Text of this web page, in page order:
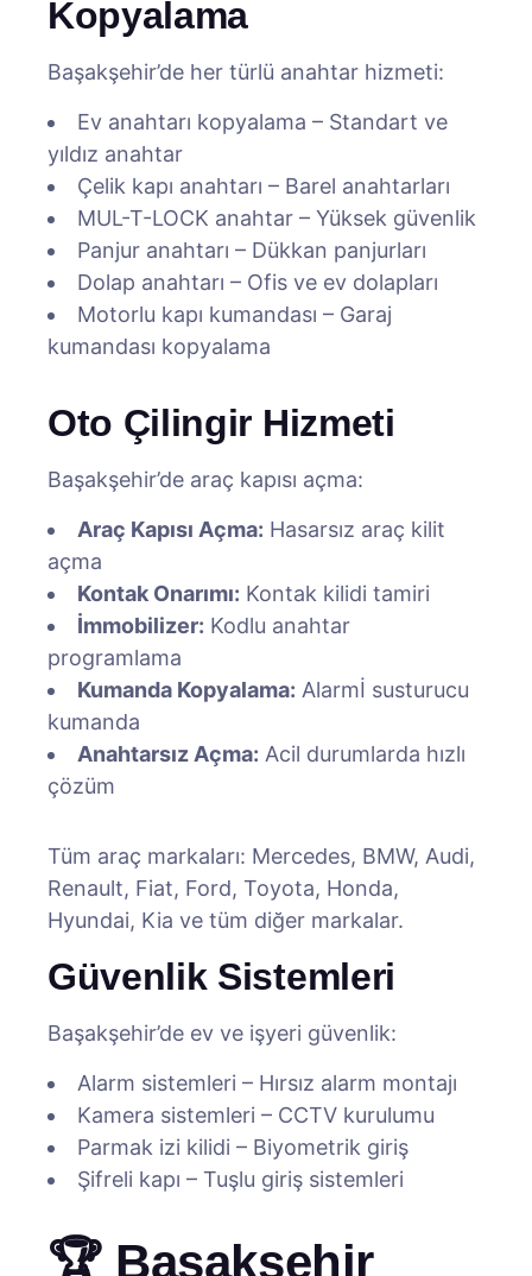
Kopyalama
Başakşehir’de her türlü anahtar hizmeti:
Ev anahtarı kopyalama – Standart ve
yıldız anahtar
Çelik kapı anahtarı – Barel anahtarları
MUL-T-LOCK anahtar – Yüksek güvenlik
Panjur anahtarı – Dükkan panjurları
Dolap anahtarı – Ofis ve ev dolapları
Motorlu kapı kumandası – Garaj
kumandası kopyalama
Oto Çilingir Hizmeti
Başakşehir’de araç kapısı açma:
Araç Kapısı Açma: Hasarsız araç kilit
açma
Kontak Onarımı: Kontak kilidi tamiri
İmmobilizer: Kodlu anahtar
programlama
Kumanda Kopyalama: Alarmİ susturucu
kumanda
Anahtarsız Açma: Acil durumlarda hızlı
çözüm
Tüm araç markaları: Mercedes, BMW, Audi,
Renault, Fiat, Ford, Toyota, Honda,
Hyundai, Kia ve tüm diğer markalar.
Güvenlik Sistemleri
Başakşehir’de ev ve işyeri güvenlik:
Alarm sistemleri – Hırsız alarm montajı
Kamera sistemleri – CCTV kurulumu
Parmak izi kilidi – Biyometrik giriş
Şifreli kapı – Tuşlu giriş sistemleri
🏆 Başakşehir